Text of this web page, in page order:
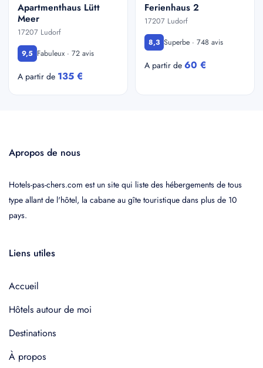
Apartmenthaus Lütt
Meer
17207 Ludorf
9,5 Fabuleux · 72 avis
A partir de 135 €
Ferienhaus 2
17207 Ludorf
8,3 Superbe · 748 avis
A partir de 60 €
Apropos de nous
Hotels-pas-chers.com est un site qui liste des hébergements de tous
type allant de l'hôtel, la cabane au gîte touristique dans plus de 10
pays.
Liens utiles
Accueil
Hôtels autour de moi
Destinations
À propos